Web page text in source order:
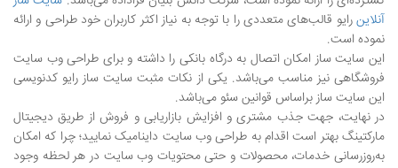
آنلاینرایو قالب‌های متعددی را با توجه به نیاز اکثر کاربران خود طراحی و ارائه
نموده است.
این سایت ساز امکان اتصال به درگاه بانکی را داشته و برای طراحی وب سایت
فروشگاهی نیز مناسب می‌باشد. یکی از نکات مثبت سایت ساز رایو کدنویسی
این سایت ساز براساس قوانین سئو می‌باشد.
در نهایت، جهت جذب مشتری و افزایش بازاریابی و فروش از طریق دیجیتال
مارکتینگ بهتر است اقدام به طراحی وب سایت داینامیک نمایید؛ چرا که امکان
به‌روزرسانی خدمات، محصولات و حتی محتویات وب سایت در هر لحظه وجود